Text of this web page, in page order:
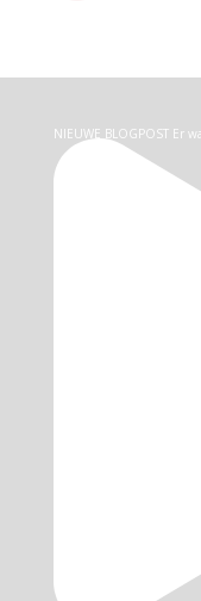
NIEUWE BLOGPOST Er